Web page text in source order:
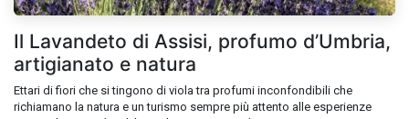
Il Lavandeto di Assisi, profumo d’Umbria,
artigianato e natura
Ettari di fiori che si tingono di viola tra profumi inconfondibili che
richiamano la natura e un turismo sempre più attento alle esperienze